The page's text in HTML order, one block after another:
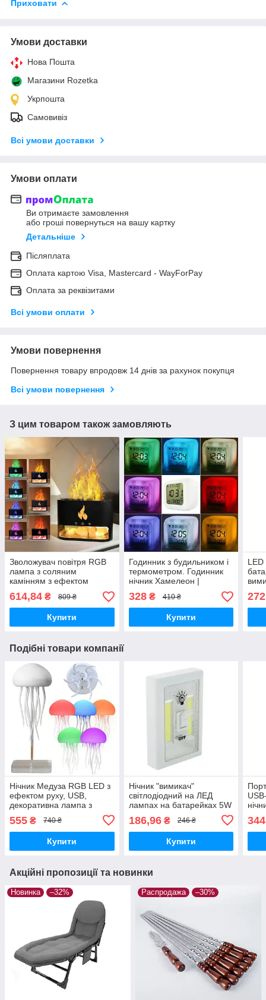
Приховати
Умови доставки
Нова Пошта
Магазини Rozetka
Укрпошта
Самовивіз
Всі умови доставки
Умови оплати
Ви отримаєте замовлення
або гроші повернуться на вашу картку
Детальніше
Післяплата
Оплата картою Visa, Mastercard - WayForPay
Оплата за реквізитами
Всі умови оплати
Умови повернення
Повернення товару впродовж 14 днів за рахунок покупця
Всі умови повернення
З цим товаром також замовляють
Зволожувач повітря RGB
лампа з соляним
камінням з ефектом
614,84 ₴ 809 ₴
Купити
Годинник з будильником і
термометром. Годинник
нічник Хамелеон |
годинник Куб
328₴ 410 ₴
Купити
LED
COB
Подібні товари компанії
Нічник Медуза RGB LED з
ефектом руху, USB,
декоративна лампа з
плавною зміною кольорів
555 ₴ 740 ₴
Купити
Нічник "вимикач"
світлодіодний на ЛЕД
лампах на батарейках 5W
186,96₴ 246 ₴
Купити
344
Акційні пропозиції та новинки
Новинка –32% Распродажа –30%